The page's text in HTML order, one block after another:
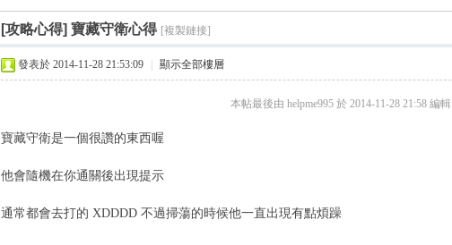
› ›
[攻略心得] 寶藏守衛心得 [複製鏈接]
發表於 2014-11-28 21:53:09 顯示全部樓層
本帖最後由 helpme995 於 2014-11-28 21:58 編輯
寶藏守衛是一個很讚的東西喔
他會隨機在你通關後出現提示
通常都會去打的 XDDDD 不過掃蕩的時候他一直出現有點煩躁